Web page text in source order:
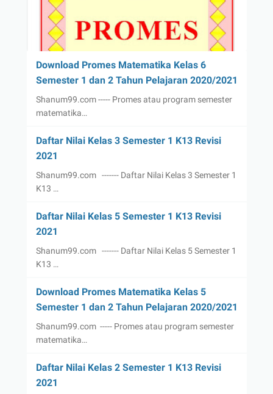
Download Promes Matematika Kelas 6
Semester 1 dan 2 Tahun Pelajaran 2020/2021
Shanum99.com ----- Promes atau program semester
matematika…
Daftar Nilai Kelas 3 Semester 1 K13 Revisi
2021
Shanum99.com ------- Daftar Nilai Kelas 3 Semester 1
K13 …
Daftar Nilai Kelas 5 Semester 1 K13 Revisi
2021
Shanum99.com ------- Daftar Nilai Kelas 5 Semester 1
K13 …
Download Promes Matematika Kelas 5
Semester 1 dan 2 Tahun Pelajaran 2020/2021
Shanum99.com ----- Promes atau program semester
matematika…
Daftar Nilai Kelas 2 Semester 1 K13 Revisi
2021